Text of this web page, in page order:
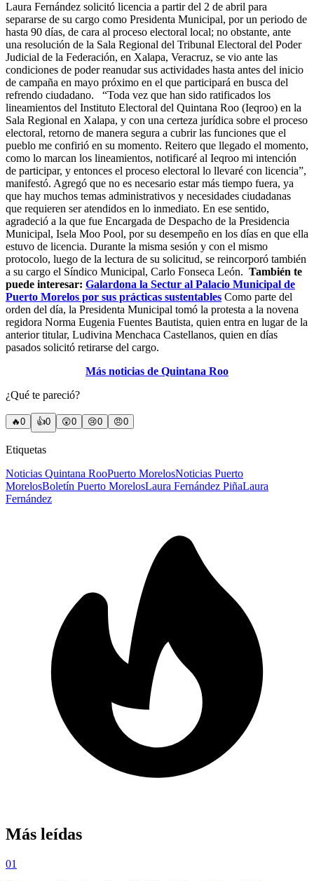
Laura Fernández solicitó licencia a partir del 2 de abril para
separarse de su cargo como Presidenta Municipal, por un periodo de
hasta 90 días, de cara al proceso electoral local; no obstante, ante
una resolución de la Sala Regional del Tribunal Electoral del Poder
Judicial de la Federación, en Xalapa, Veracruz, se vio ante las
condiciones de poder reanudar sus actividades hasta antes del inicio
de campaña en mayo próximo en el que participará en busca del
refrendo ciudadano.
“Toda vez que han sido ratificados los
lineamientos del Instituto Electoral del Quintana Roo (Ieqroo) en la
Sala Regional en Xalapa, y con una certeza jurídica sobre el proceso
electoral, retorno de manera segura a cubrir las funciones que el
pueblo me confirió en su momento. Reitero que llegado el momento,
como lo marcan los lineamientos, notificaré al Ieqroo mi intención
de participar, y entonces el proceso electoral lo llevaré con licencia”,
manifestó. Agregó que no es necesario estar más tiempo fuera, ya
que hay muchos temas administrativos y necesidades ciudadanas
que requieren ser atendidos en lo inmediato. En ese sentido,
agradeció a la que fue Encargada de Despacho de la Presidencia
Municipal, Isela Moo Pool, por su desempeño en los días en que ella
estuvo de licencia. Durante la misma sesión y con el mismo
protocolo, luego de la lectura de su solicitud, se reincorporó también
a su cargo el Síndico Municipal, Carlo Fonseca León. También te
puede interesar: Galardona la Sectur al Palacio Municipal de
Puerto Morelos por sus prácticas sustentables Como parte del
orden del día, la Presidenta Municipal tomó la protesta a la novena
regidora Norma Eugenia Fuentes Bautista, quien entra en lugar de la
anterior titular, Ludivina Menchaca Castellanos, quien en días
pasados solicitó retirarse del cargo.
Más noticias de Quintana Roo
¿Qué te pareció?
🔥0 👍0 😲0 😢0 😠0
Etiquetas
Noticias Quintana RooPuerto MorelosNoticias Puerto
MorelosBoletín Puerto MorelosLaura Fernández PiñaLaura
Fernández
Más leídas
01